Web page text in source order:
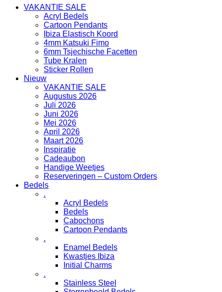
aantal
VAKANTIE SALE
Acryl Bedels
Cartoon Pendants
Ibiza Elastisch Koord
4mm Katsuki Fimo
6mm Tsjechische Facetten
Tube Kralen
Sticker Rollen
Nieuw
VAKANTIE SALE
Augustus 2026
Juli 2026
Juni 2026
Mei 2026
April 2026
Maart 2026
Inspiratie
Cadeaubon
Handige Weetjes
Reserveringen – Custom Orders
Bedels
.
Acryl Bedels
Bedels
Cabochons
Cartoon Pendants
.
Enamel Bedels
Kwastjes Ibiza
Initial Charms
.
Stainless Steel